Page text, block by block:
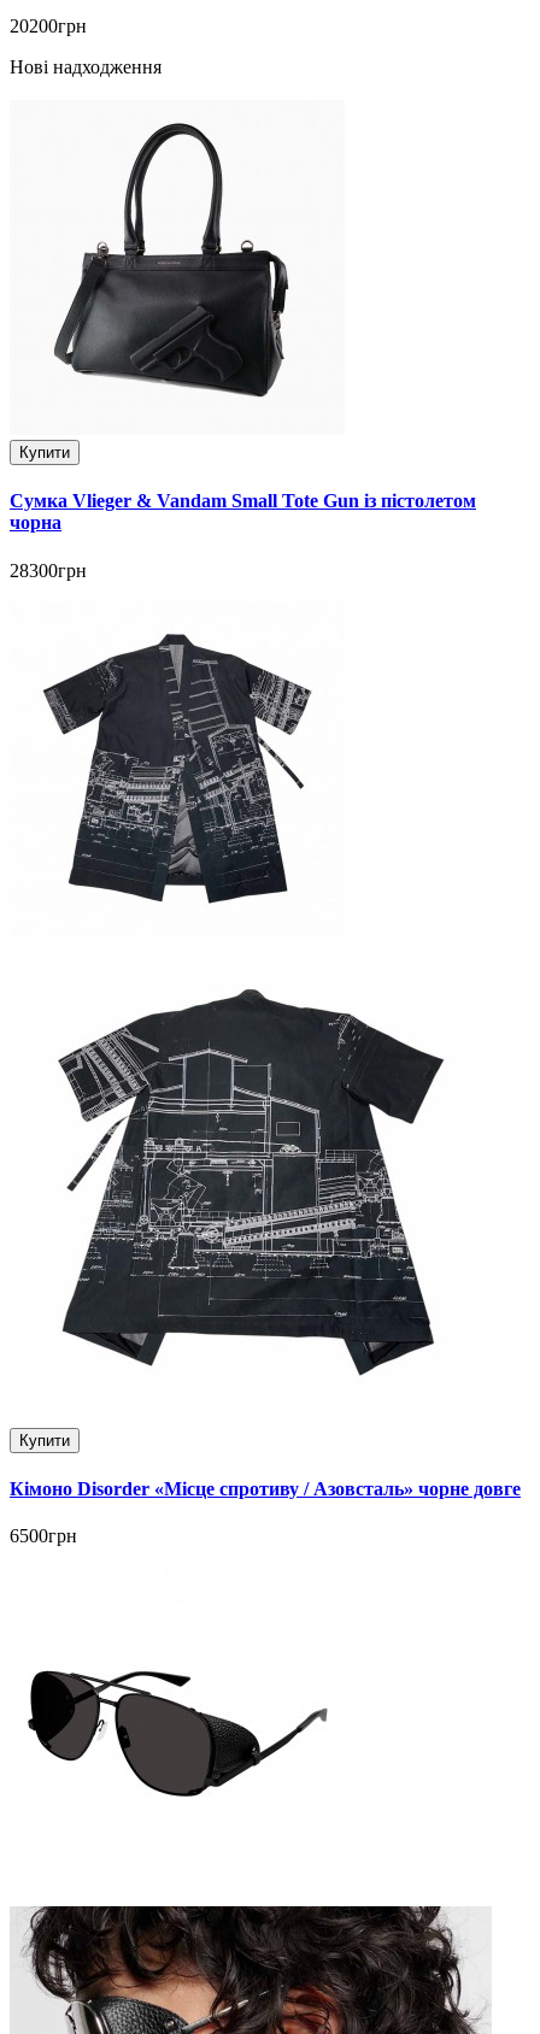
20200грн
Нові надходження
Купити
Сумка Vlieger & Vandam Small Tote Gun із пістолетом
чорна
28300грн
Купити
Кімоно Disorder «Місце спротиву / Азовсталь» чорне довге
6500грн